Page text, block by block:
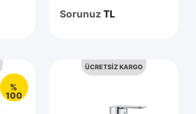
SorunuzTL
%
100
ÜCRETSİZ KARGO